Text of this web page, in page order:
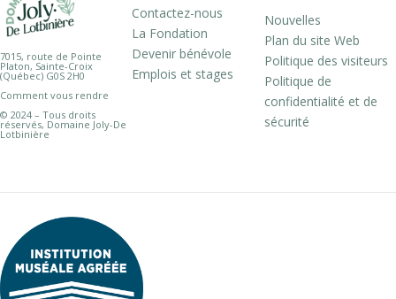
7015, route de Pointe
Platon, Sainte-Croix
(Québec) G0S 2H0
Comment vous rendre
© 2024 – Tous droits
réservés, Domaine Joly-De
Lotbinière
Contactez-nous
La Fondation
Devenir bénévole
Emplois et stages
Nouvelles
Plan du site Web
Politique des visiteurs
Politique de
confidentialité et de
sécurité